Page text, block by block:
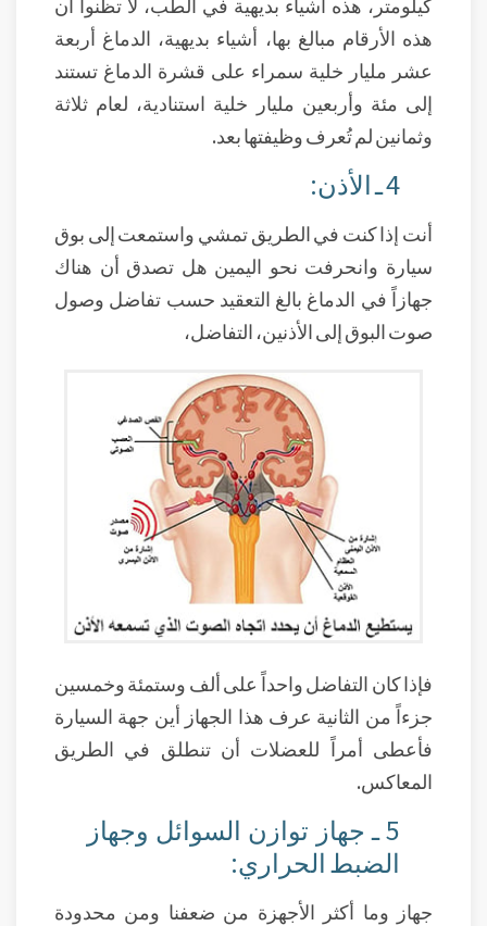
هذه الأرقام مبالغ بها، أشياء بديهية، الدماغ أربعة
عشر مليار خلية سمراء على قشرة الدماغ تستند
إلى مئة وأربعين مليار خلية استنادية، لعام ثلاثة
وثمانين لم تُعرف وظيفتها بعد.
4 ـ الأذن:
أنت إذا كنت في الطريق تمشي واستمعت إلى بوق
سيارة وانحرفت نحو اليمين هل تصدق أن هناك
جهازاً في الدماغ بالغ التعقيد حسب تفاضل وصول
صوت البوق إلى الأذنين، التفاضل،
فإذا كان التفاضل واحداً على ألف وستمئة وخمسين
جزءاً من الثانية عرف هذا الجهاز أين جهة السيارة
فأعطى أمراً للعضلات أن تنطلق في الطريق
المعاكس.
5 ـ جهاز توازن السوائل وجهاز
الضبط الحراري:
جهاز وما أكثر الأجهزة من ضعفنا ومن محدودة